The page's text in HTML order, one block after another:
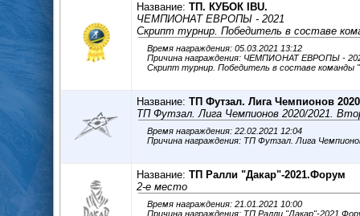
Название: ТП. КУБОК IBU.
ЧЕМПИОНАТ ЕВРОПЫ - 2021
Скрипт турнир. Победитель в составе
Время награждения: 05.03.2021 13:12
Причина награждения: ЧЕМПИОНАТ ЕВРОПЫ -
Скрипт турнир. Победитель в составе команды
Название: ТП Футзал. Лига Чемпионов
ТП Футзал. Лига Чемпионов 2020/2021.
Время награждения: 22.02.2021 12:04
Причина награждения: ТП Футзал. Лига
Название: ТП Ралли "Дакар"-2021.Форум
2-е место
Время награждения: 21.01.2021 10:00